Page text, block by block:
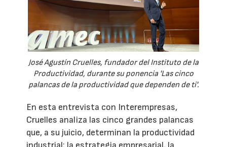
José Agustín Cruelles, fundador del Instituto de la
Productividad, durante su ponencia 'Las cinco
palancas de la productividad que dependen de ti'.
En esta entrevista con Interempresas,
Cruelles analiza las cinco grandes palancas
que, a su juicio, determinan la productividad